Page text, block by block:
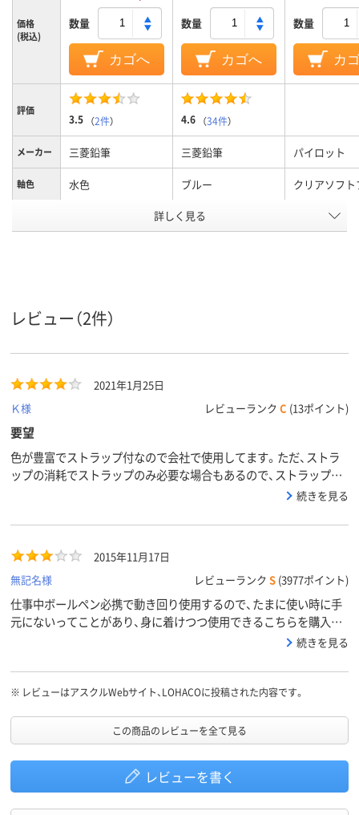
価格
(税込)
数量
カゴへ
数量
カゴへ
数量
カ
評価
3.5 （2件） 4.6 （34件）
メーカー 三菱鉛筆 三菱鉛筆 パイロット
軸色 水色 ブルー クリアソフ
0.7mm
軸径 15mm
アスクル
商品環境
スコア
詳しく見る
レビュー（2件）
2021年1月25日
Ｋ様
レビューランク C (13ポイント)
要望
色が豊富でストラップ付なので会社で使用してます。ただ、ストラ
ップの消耗でストラップのみ必要な場合もあるので、ストラップの
みの販売があると助かります。あと、納期がかかるのでその点では
続きを見る
2015年11月17日
無記名様
レビューランク S (3977ポイント)
仕事中ボールペン必携で動き回り使用するので、たまに使い時に手
元にないってことがあり、身に着けつつ使用できるこちらを購入し
てみました。ストラップ紐がとっても長く、はずさずにそのまま使
なっていて、使用感が悪い。
続きを見る
※ レビューはアスクルWebサイト、LOHACOに投稿された内容です。
この商品のレビューを全て見る
レビューを書く